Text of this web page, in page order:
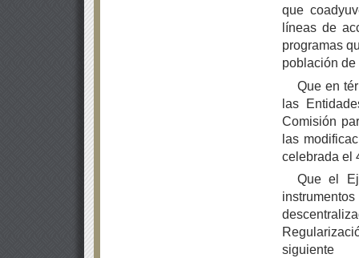
que
líneas de
programas
población de
Que en
las
Comisión
las
celebrada el
Que el
siguiente